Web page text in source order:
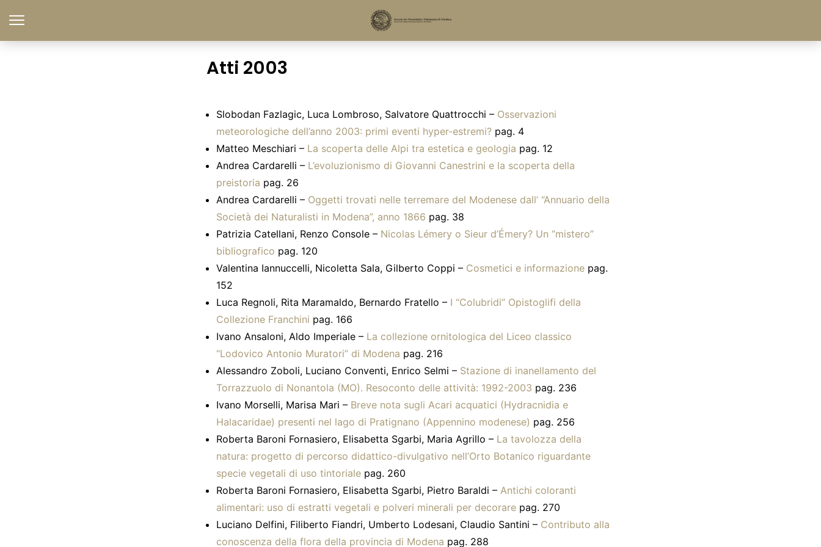
Atti 2003
Slobodan Fazlagic, Luca Lombroso, Salvatore Quattrocchi – Osservazioni
meteorologiche dell’anno 2003: primi eventi hyper-estremi? pag. 4
Matteo Meschiari – La scoperta delle Alpi tra estetica e geologia pag. 12
Andrea Cardarelli – L’evoluzionismo di Giovanni Canestrini e la scoperta della
preistoria pag. 26
Andrea Cardarelli – Oggetti trovati nelle terremare del Modenese dall’ “Annuario della
Società dei Naturalisti in Modena”, anno 1866 pag. 38
Patrizia Catellani, Renzo Console – Nicolas Lémery o Sieur d’Émery? Un “mistero”
bibliografico pag. 120
Valentina Iannuccelli, Nicoletta Sala, Gilberto Coppi – Cosmetici e informazione pag.
152
Luca Regnoli, Rita Maramaldo, Bernardo Fratello – I “Colubridi” Opistoglifi della
Collezione Franchini pag. 166
Ivano Ansaloni, Aldo Imperiale – La collezione ornitologica del Liceo classico
“Lodovico Antonio Muratori” di Modena pag. 216
Alessandro Zoboli, Luciano Conventi, Enrico Selmi – Stazione di inanellamento del
Torrazzuolo di Nonantola (MO). Resoconto delle attività: 1992-2003 pag. 236
Ivano Morselli, Marisa Mari – Breve nota sugli Acari acquatici (Hydracnidia e
Halacaridae) presenti nel lago di Pratignano (Appennino modenese) pag. 256
Roberta Baroni Fornasiero, Elisabetta Sgarbi, Maria Agrillo – La tavolozza della
natura: progetto di percorso didattico-divulgativo nell’Orto Botanico riguardante
specie vegetali di uso tintoriale pag. 260
Roberta Baroni Fornasiero, Elisabetta Sgarbi, Pietro Baraldi – Antichi coloranti
alimentari: uso di estratti vegetali e polveri minerali per decorare pag. 270
Luciano Delfini, Filiberto Fiandri, Umberto Lodesani, Claudio Santini – Contributo alla
conoscenza della flora della provincia di Modena pag. 288